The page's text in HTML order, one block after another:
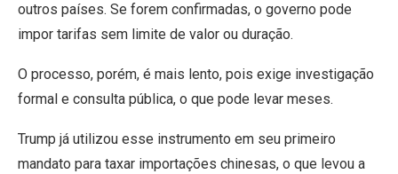
outros países. Se forem confirmadas, o governo pode
impor tarifas sem limite de valor ou duração.
O processo, porém, é mais lento, pois exige investigação
formal e consulta pública, o que pode levar meses.
Trump já utilizou esse instrumento em seu primeiro
mandato para taxar importações chinesas, o que levou a